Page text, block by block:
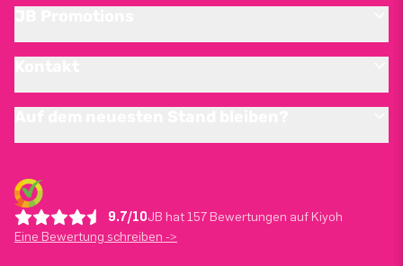
9.7/10JB hat 157 Bewertungen auf Kiyoh
Eine Bewertung schreiben ->